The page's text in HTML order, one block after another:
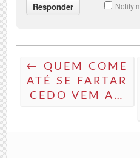
Notify
← QUEM COME
ATÉ SE FARTAR
CEDO VEM A…